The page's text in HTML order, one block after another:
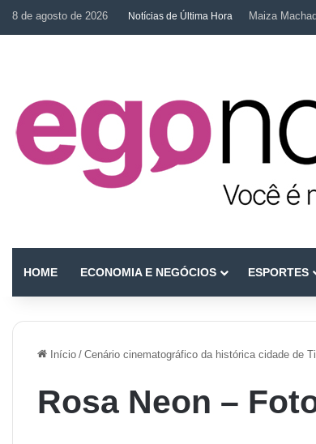
8 de agosto de 2026 Notícias de Última Hora Maiza
HOME ECONOMIA E NEGÓCIOS ESPORTES
Início / Cenário cinematográfico da histórica cidade de
Rosa Neon –